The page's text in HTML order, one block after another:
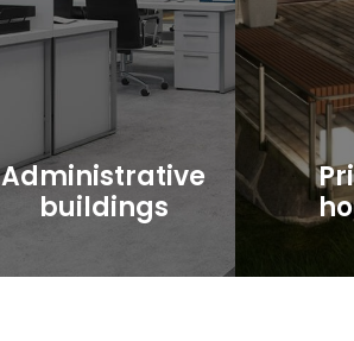
Administrative
buildings